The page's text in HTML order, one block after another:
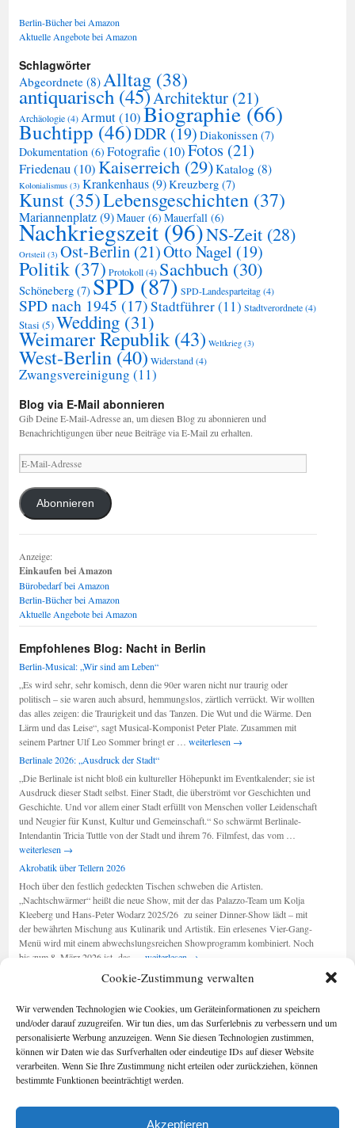
Cookie-Zustimmung verwalten
Wir verwenden Technologien wie Cookies, um Geräteinformationen zu speichern
und/oder darauf zuzugreifen. Wir tun dies, um das Surferlebnis zu verbessern und um
personalisierte Werbung anzuzeigen. Wenn Sie diesen Technologien zustimmen,
können wir Daten wie das Surfverhalten oder eindeutige IDs auf dieser Website
verarbeiten. Wenn Sie Ihre Zustimmung nicht erteilen oder zurückziehen, können
bestimmte Funktionen beeinträchtigt werden.
Akzeptieren
Berlin-Bücher bei Amazon
Aktuelle Angebote bei Amazon
Schlagwörter
Abgeordnete (8)Alltag (38)
antiquarisch (45)Architektur (21)
Archäologie(4)Armut(10)Biographie (66)
Buchtipp (46)DDR (19) Diakonissen (7)
Dokumentation (6) Fotografie(10)Fotos (21)
Friedenau(10)Kaiserreich(29)Katalog (8)
Kolonialismus (3) Krankenhaus(9)Kreuzberg (7)
Kunst (35)Lebensgeschichten (37)
Mariannenplatz(9)Mauer (6) Mauerfall (6)
Nachkriegszeit(96)NS-Zeit (28)
Ortsteil (3) Ost-Berlin (21)Otto Nagel (19)
Politik (37) Protokoll(4) Sachbuch (30)
Schöneberg (7) SPD (87) SPD-Landesparteitag(4)
SPD nach 1945 (17)Stadtführer(11) Stadtverordnete(4)
Stasi (5)Wedding (31)
Weimarer Republik(43) Weltkrieg (3)
West-Berlin (40) Widerstand(4)
Zwangsvereinigung (11)
Blog via E-Mail abonnieren
Gib Deine E-Mail-Adresse an, um diesen Blog zu abonnieren und
Benachrichtigungen über neue Beiträge via E-Mail zu erhalten.
E-
Mail-
Adresse
Abonnieren
Anzeige:
Einkaufen bei Amazon
Bürobedarf bei Amazon
Berlin-Bücher bei Amazon
Aktuelle Angebote bei Amazon
Empfohlenes Blog: Nacht in Berlin
Berlin-Musical: „Wir sind am Leben“
„Es wird sehr, sehr komisch, denn die 90er waren nicht nur traurig oder
politisch – sie waren auch absurd, hemmungslos, zärtlich verrückt. Wir wollten
das alles zeigen: die Traurigkeit und das Tanzen. Die Wut und die Wärme. Den
Lärm und das Leise“, sagt Musical-Komponist Peter Plate. Zusammen mit
seinem Partner Ulf Leo Sommer bringt er … Berlin-
sind
am
Leben“
weiterlesen →
Berlinale 2026: „Ausdruck der Stadt“
„Die Berlinale ist nicht bloß ein kultureller Höhepunkt im Eventkalender; sie ist
Ausdruck dieser Stadt selbst. Einer Stadt, die überströmt vor Geschichten und
Geschichte. Und vor allem einer Stadt erfüllt von Menschen voller Leidenschaft
und Neugier für Kunst, Kultur und Gemeinschaft.“ So schwärmt Berlinale-
Intendantin Tricia Tuttle von der Stadt und ihrem 76. Filmfest, das vom …
weiterlesen →
Akrobatik über Tellern 2026
Hoch über den festlich gedeckten Tischen schweben die Artisten.
„Nachtschwärmer“ heißt die neue Show, mit der das Palazzo-Team um Kolja
Kleeberg und Hans-Peter Wodarz 2025/26 zu seiner Dinner-Show lädt – mit
der bewährten Mischung aus Kulinarik und Artistik. Ein erlesenes Vier-Gang-
Menü wird mit einem abwechslungsreichen Showprogramm kombiniert. Noch
bis zum 8. März 2026 ist das … Akrobatik
Tellern
weiterlesen →
Seiten
Berlin im Buch
Cookie-
Richtlinie (EU)
Foto-Blog
Impressum/Date
Kontakt
Kategorien
Kategorien